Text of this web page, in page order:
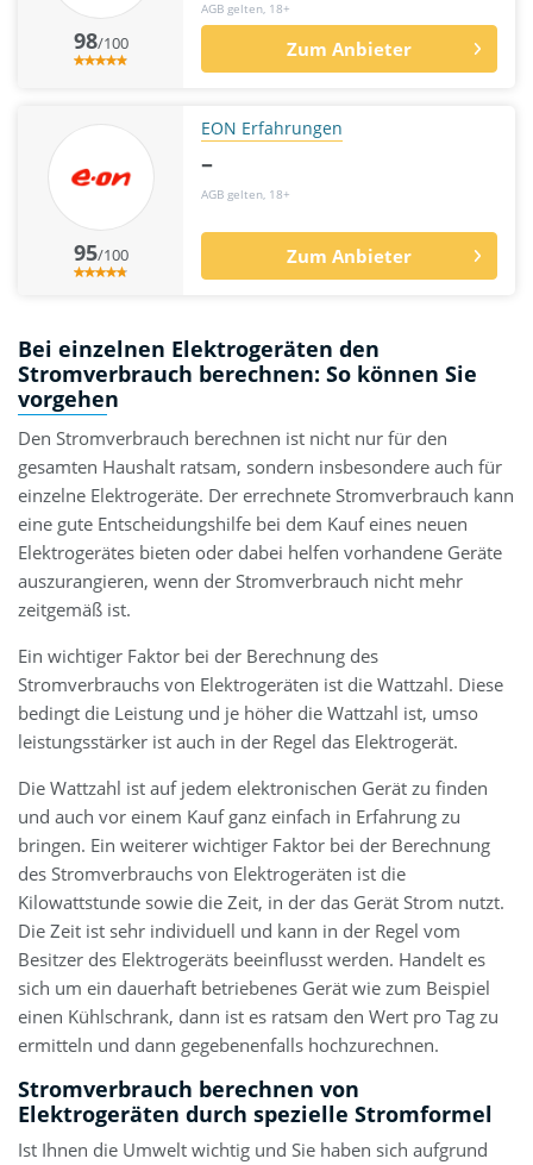
98/100
AGB gelten, 18+
Zum Anbieter
95/100
EON Erfahrungen
–
AGB gelten, 18+
Zum Anbieter
Bei einzelnen Elektrogeräten den
Stromverbrauch berechnen: So können Sie
vorgehen
Den Stromverbrauch berechnen ist nicht nur für den
gesamten Haushalt ratsam, sondern insbesondere auch für
einzelne Elektrogeräte. Der errechnete Stromverbrauch kann
eine gute Entscheidungshilfe bei dem Kauf eines neuen
Elektrogerätes bieten oder dabei helfen vorhandene Geräte
auszurangieren, wenn der Stromverbrauch nicht mehr
zeitgemäß ist.
Ein wichtiger Faktor bei der Berechnung des
Stromverbrauchs von Elektrogeräten ist die Wattzahl. Diese
bedingt die Leistung und je höher die Wattzahl ist, umso
leistungsstärker ist auch in der Regel das Elektrogerät.
Die Wattzahl ist auf jedem elektronischen Gerät zu finden
und auch vor einem Kauf ganz einfach in Erfahrung zu
bringen. Ein weiterer wichtiger Faktor bei der Berechnung
des Stromverbrauchs von Elektrogeräten ist die
Kilowattstunde sowie die Zeit, in der das Gerät Strom nutzt.
Die Zeit ist sehr individuell und kann in der Regel vom
Besitzer des Elektrogeräts beeinflusst werden. Handelt es
sich um ein dauerhaft betriebenes Gerät wie zum Beispiel
einen Kühlschrank, dann ist es ratsam den Wert pro Tag zu
ermitteln und dann gegebenenfalls hochzurechnen.
Stromverbrauch berechnen von
Elektrogeräten durch spezielle Stromformel
Ist Ihnen die Umwelt wichtig und Sie haben sich aufgrund